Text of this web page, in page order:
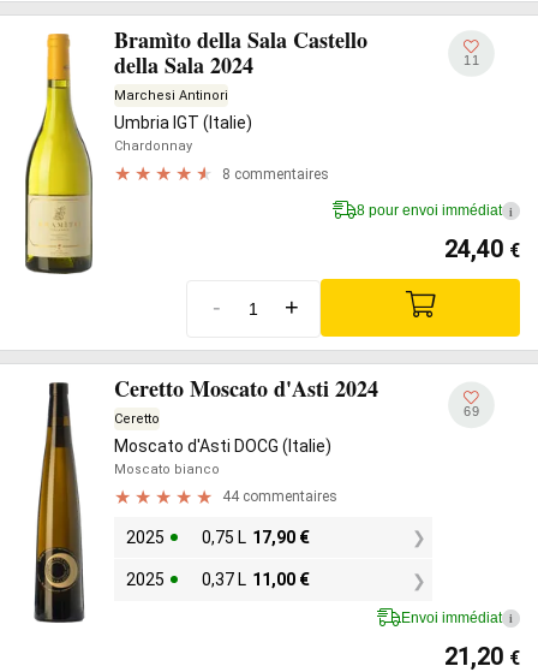
Bramìto della Sala Castello
della Sala 2024
Marchesi Antinori
Umbria IGT (Italie)
Chardonnay
8 commentaires
11
8 pour envoi immédiat i
24,40 €
- +
Ceretto Moscato d'Asti 2024
Ceretto
Moscato d'Asti DOCG (Italie)
Moscato bianco
44 commentaires
2025 0,75 L 17,90 €
2025 0,37 L 11,00 €
69
Envoi immédiat i
21,20 €